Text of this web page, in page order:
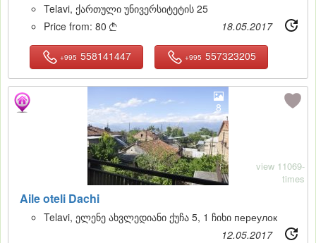
Telavi, ქართული უნივერსიტეტის 25
Price from: 80  18.05.2017
+995 558141447 +995 557323205
8
Aile oteli Dachi
view 11069-
times
Telavi, ელენე ახვლედიანი ქუჩა 5, 1 ჩიხი переулок
12.05.2017